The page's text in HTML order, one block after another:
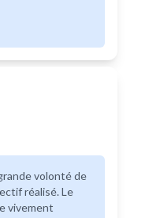
réalisé. Le